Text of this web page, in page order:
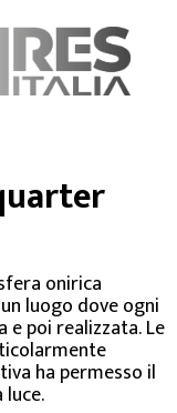
Tweet
onirica
luogo dove ogni
e poi realizzata. Le
ha permesso il